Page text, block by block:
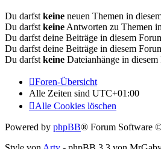
Du darfst keine neuen Themen in
Du darfst keine Antworten zu Themen
Du darfst deine Beiträge in diesem
Du darfst deine Beiträge in diesem
Du darfst keine Dateianhänge in diesem
Foren-Übersicht
Alle Zeiten sind UTC+01:00
Alle Cookies löschen
Powered by phpBB® Forum Software